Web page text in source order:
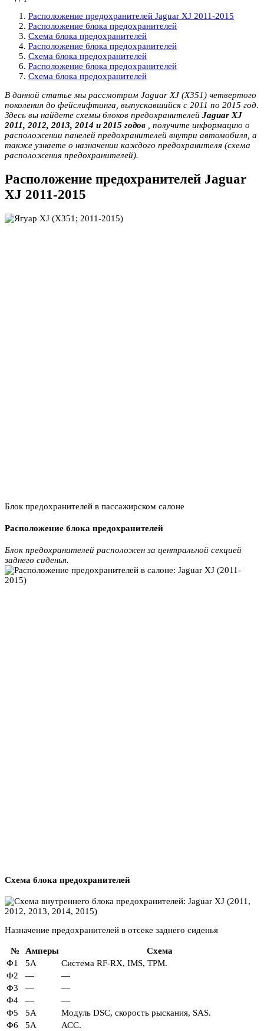
Расположение предохранителей Jaguar XJ 2011-2015
Расположение блока предохранителей
Схема блока предохранителей
Расположение блока предохранителей
Схема блока предохранителей
Расположение блока предохранителей
Схема блока предохранителей
В данной статье мы рассмотрим Jaguar XJ (X351) четвертого
поколения до фейслифтинга, выпускавшийся с 2011 по 2015 год.
Здесь вы найдете схемы блоков предохранителей Jaguar XJ
2011, 2012, 2013, 2014 и 2015 годов , получите информацию о
расположении панелей предохранителей внутри автомобиля, а
также узнаете о назначении каждого предохранителя (схема
расположения предохранителей).
Расположение предохранителей Jaguar
XJ 2011-2015
Блок предохранителей в пассажирском салоне
Расположение блока предохранителей
Блок предохранителей расположен за центральной секцией
заднего сиденья.
Схема блока предохранителей
Назначение предохранителей в отсеке заднего сиденья
№ Амперы
Схема
Ф1
5А
Система RF-RX, IMS, TPM.
Ф2
—
—
Ф3
—
—
Ф4
—
—
Ф5
5А
Модуль DSC, скорость рыскания, SAS.
Ф6
5А
АСС.